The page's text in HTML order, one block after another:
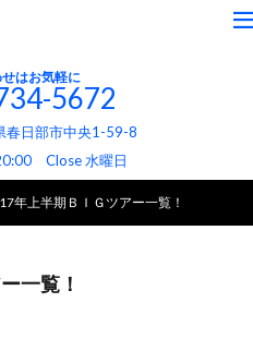
はお気軽に
5672
日部市中央1-59-8
Close 水曜日
年上半期ＢＩＧツアー一覧！
一覧！